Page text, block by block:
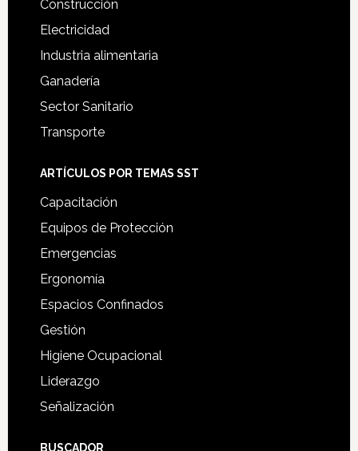
Construcción
Electricidad
Industria alimentaria
Ganadería
Sector Sanitario
Transporte
ARTÍCULOS POR TEMAS SST
Capacitación
Equipos de Protección
Emergencias
Ergonomía
Espacios Confinados
Gestión
Higiene Ocupacional
Liderazgo
Señalización
BUSCADOR